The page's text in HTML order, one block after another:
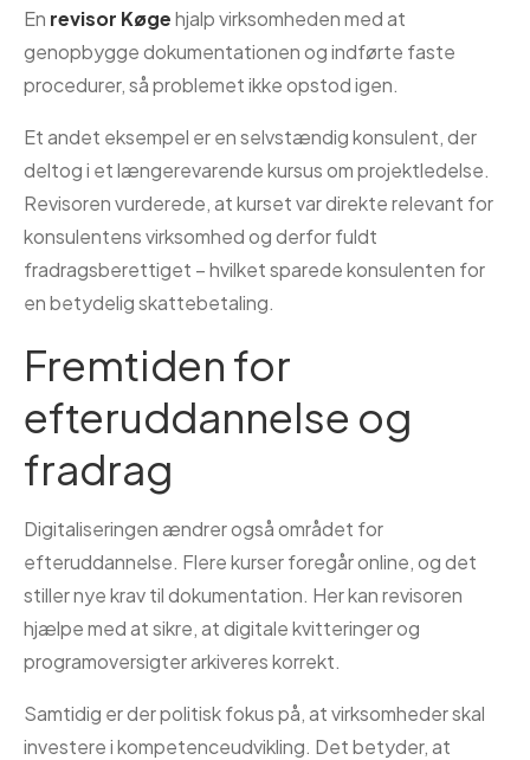
En revisor Køgehjalp virksomheden med at
genopbygge dokumentationen og indførte faste
procedurer, så problemet ikke opstod igen.
Et andet eksempel er en selvstændig konsulent, der
deltog i et længerevarende kursus om projektledelse.
Revisoren vurderede, at kurset var direkte relevant for
konsulentens virksomhed og derfor fuldt
fradragsberettiget – hvilket sparede konsulenten for
en betydelig skattebetaling.
Fremtiden for
efteruddannelse og
fradrag
Digitaliseringen ændrer også området for
efteruddannelse. Flere kurser foregår online, og det
stiller nye krav til dokumentation. Her kan revisoren
hjælpe med at sikre, at digitale kvitteringer og
programoversigter arkiveres korrekt.
Samtidig er der politisk fokus på, at virksomheder skal
investere i kompetenceudvikling. Det betyder, at